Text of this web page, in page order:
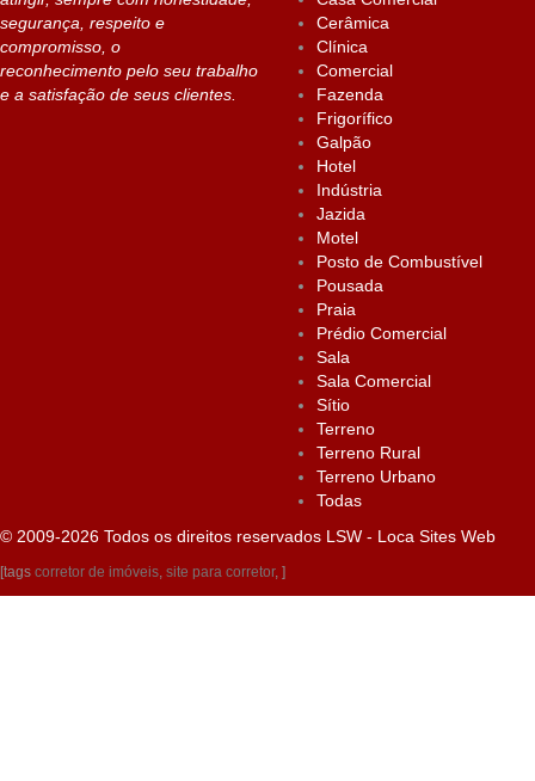
segurança, respeito e
compromisso, o
reconhecimento pelo seu trabalho
e a satisfação de seus clientes.
Cerâmica
Clínica
Comercial
Fazenda
Frigorífico
Galpão
Hotel
Indústria
Jazida
Motel
Posto de Combustível
Pousada
Praia
Prédio Comercial
Sala
Sala Comercial
Sítio
Terreno
Terreno Rural
Terreno Urbano
Todas
© 2009-2026 Todos os direitos reservados LSW - Loca Sites Web
[tags corretor de imóveis site para corretor, ]